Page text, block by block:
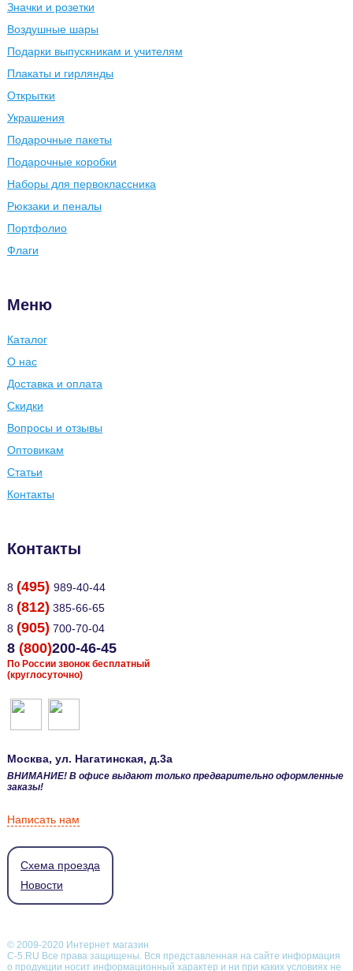
Значки и розетки
Воздушные шары
Подарки выпускникам и учителям
Плакаты и гирлянды
Открытки
Украшения
Подарочные пакеты
Подарочные коробки
Наборы для первоклассника
Рюкзаки и пеналы
Портфолио
Флаги
Меню
Каталог
О нас
Доставка и оплата
Скидки
Вопросы и отзывы
Оптовикам
Статьи
Контакты
Контакты
8 (495) 989-40-44
8 (812) 385-66-65
8 (905) 700-70-04
8 (800)200-46-45
По России звонок бесплатный
(круглосуточно)
Москва, ул. Нагатинская, д.3а
ВНИМАНИЕ! В офисе выдают только предварительно оформленные
заказы!
Написать нам
Схема проезда
Новости
© 2009-2020 Интернет магазин
С-5.RU Все права защищены. Вся представленная на сайте информация
о продукции носит информационный характер и ни при каких условиях не